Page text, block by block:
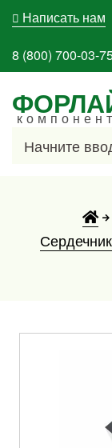
Написать нам
8 (800) 700-03-
компонент